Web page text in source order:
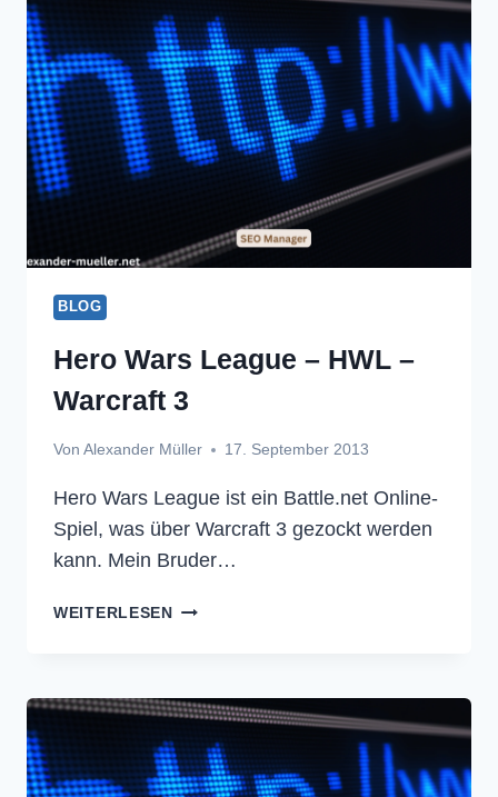
BLOG
Hero Wars League – HWL –
Warcraft 3
Von Alexander Müller 17. September 2013
Hero Wars League ist ein Battle.net Online-
Spiel, was über Warcraft 3 gezockt werden
kann. Mein Bruder…
WEITERLESENHERO
HWL
WARCRAFT
3